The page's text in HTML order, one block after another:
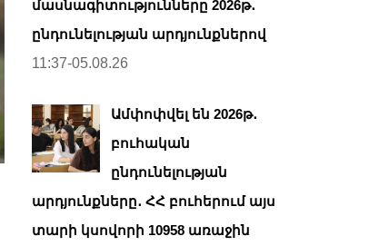
մասնագիտությունները 2026թ․
ընդունելության արդյունքներով
11:37-05.08.26
Ամփոփվել են 2026թ․
բուհական
ընդունելության
արդյունքները․ ՀՀ բուհերում այս
տարի կսովորի 10958 առաջին